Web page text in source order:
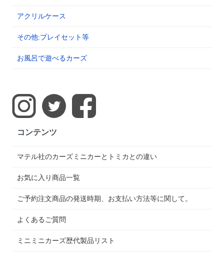
アクリルケース
その他:プレイセット等
お風呂で遊べるカーズ
コンテンツ
マテル社のカーズミニカーとトミカとの違い
お気に入り商品一覧
ご予約注文商品の発送時期、お支払い方法等に関して。
よくあるご質問
ミニミニカーズ歴代製品リスト